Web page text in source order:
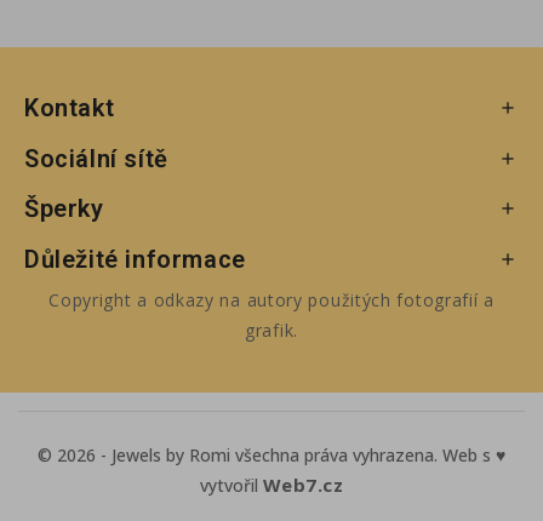
Kontakt 
Sociální sítě 
Šperky 
Důležité informace 
Copyright a odkazy na autory použitých fotografií a
grafik.
© 2026 - Jewels by Romi všechna práva vyhrazena. Web s ♥
vytvořil Web7.cz